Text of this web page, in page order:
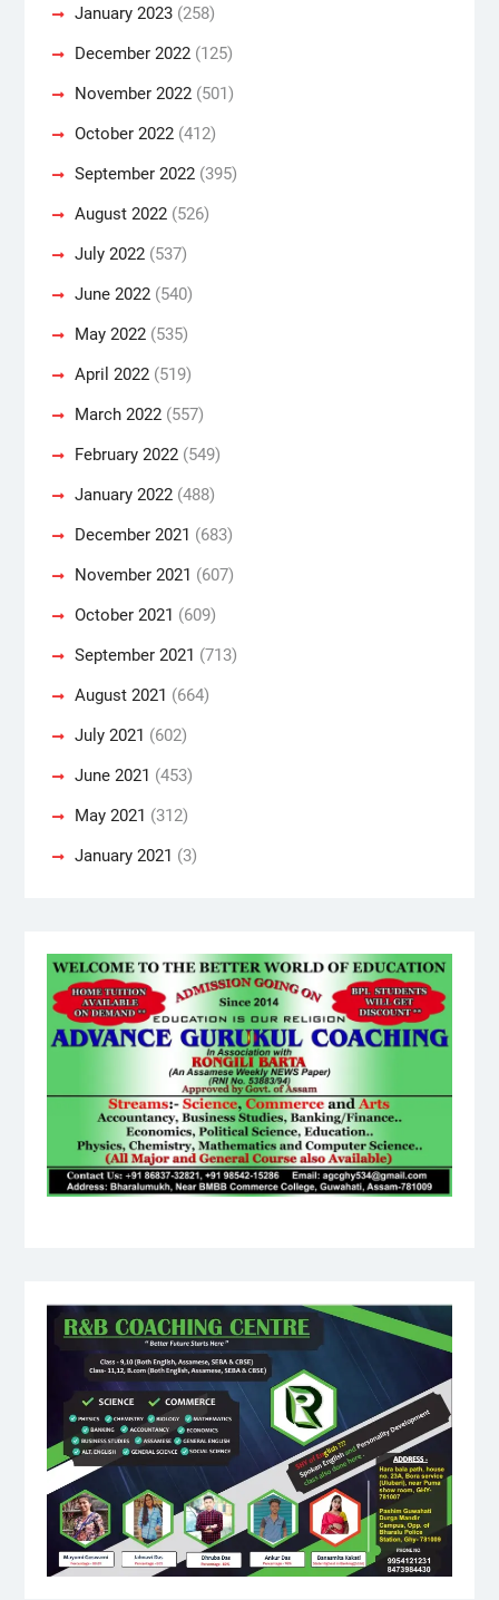
January 2023(258)
December 2022(125)
November 2022(501)
October 2022(412)
September 2022(395)
August 2022(526)
July 2022(537)
June 2022(540)
May 2022(535)
April 2022(519)
March 2022(557)
February 2022(549)
January 2022(488)
December 2021 (683)
November 2021 (607)
October 2021 (609)
September 2021 (713)
August 2021 (664)
July 2021 (602)
June 2021 (453)
May 2021 (312)
January 2021 (3)